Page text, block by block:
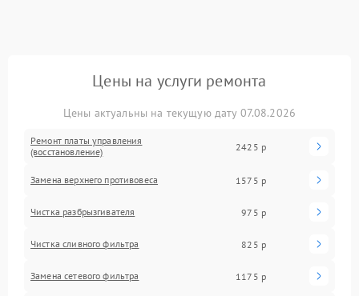
Цены на услуги ремонта
Цены актуальны на текущую дату 07.08.2026
Ремонт платы управления
(восстановление)
2425 р
Замена верхнего противовеса 1575 р
Чистка разбрызгивателя 975 р
Чистка сливного фильтра 825 р
Замена сетевого фильтра 1175 р